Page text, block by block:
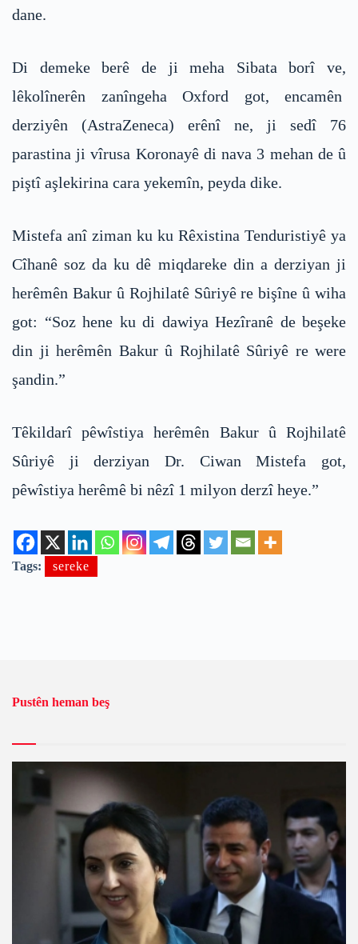
dane.
Di demeke berê de ji meha Sibata borî ve,
lêkolînerên zanîngeha Oxford got, encamên
derziyên (AstraZeneca) erênî ne, ji sedî 76
parastina ji vîrusa Koronayê di nava 3 mehan de û
piştî aşlekirina cara yekemîn, peyda dike.
Mistefa anî ziman ku ku Rêxistina Tenduristiyê ya
Cîhanê soz da ku dê miqdareke din a derziyan ji
herêmên Bakur û Rojhilatê Sûriyê re bişîne û wiha
got: “Soz hene ku di dawiya Hezîranê de beşeke
din ji herêmên Bakur û Rojhilatê Sûriyê re were
şandin.”
Têkildarî pêwîstiya herêmên Bakur û Rojhilatê
Sûriyê ji derziyan Dr. Ciwan Mistefa got,
pêwîstiya herêmê bi nêzî 1 milyon derzî heye.”
Tags: sereke
Pustên heman beş